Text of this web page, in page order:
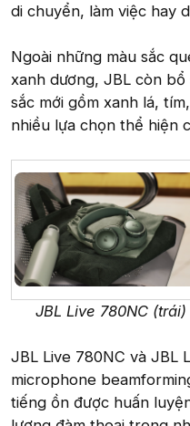
di chuyển, làm việc hay
Ngoài những màu sắc
xanh dương, JBL còn
sắc mới gồm xanh lá,
nhiều lựa chọn thể hiện
JBL Live 780NC
JBL Live 780NC và JBL
microphone
tiếng ồn được huấn